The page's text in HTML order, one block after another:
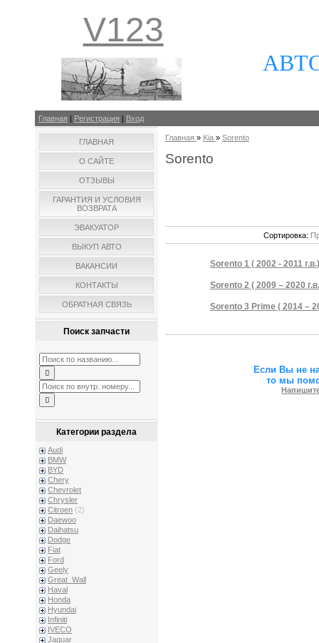
V123
Главная | Регистрация | Вход
ГЛАВНАЯ
О САЙТЕ
ОТЗЫВЫ
ГАРАНТИЯ И УСЛОВИЯ
ВОЗВРАТА
ЭВАКУАТОР
ВЫКУП АВТО
ВАКАНСИИ
КОНТАКТЫ
ОБРАТНАЯ СВЯЗЬ
Поиск запчасти
Категории раздела
Audi
BMW
BYD
Chery
Chevrolet
Chrysler
Citroen (2)
Daewoo
Daihatsu
Dodge
Fiat
Ford
Geely
Great_Wall
Haval
Honda
Hyundai
Infiniti
IVECO
Jaguar
Главная » Kia » Sorento
Sorento
Сортировка:
Sorento 1 ( 2002 - 2011 г.в.)
Sorento 2 ( 2009 – 2020
Sorento 3 Prime ( 2014 –
Если Вы не
то мы